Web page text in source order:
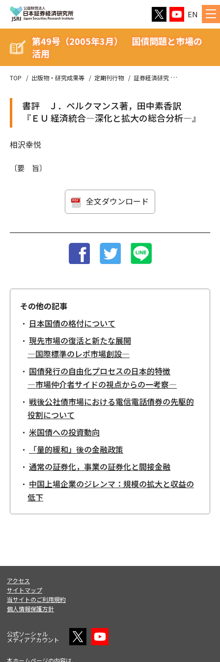
EN
TOP 出版物・研究成果等 定期刊行物 証券経済研究
第49号（2005年3月） 国債問題と市場の
活用
書評 Ｊ．ペルクマンス著，田中素香訳
『ＥＵ 経済統合―深化と拡大の総合分析―』
相沢幸悦
〔要 旨〕
全文ダウンロード
その他の記事
日本国債の格付について
現先市場の復活と新たな展開
―国際標準のレポ市場創設―
国債発行の自由化プロセスの日本的特徴
―市場仲介者サイドの視点からの一考察―
戦後公社債市場における電信電話債券の先駆的
役割について
米国債への投資動向
「量的緩和」後の金融政策
通常の証券化，事業の証券化と間接金融
中国上場企業のジレンマ：規模の拡大と収益の
低下
アクセス
サイトマップ
当サイトのご利用規約
個人情報保護方針
公式ソーシャル
メディアアカウント
本ホームページの内容は、